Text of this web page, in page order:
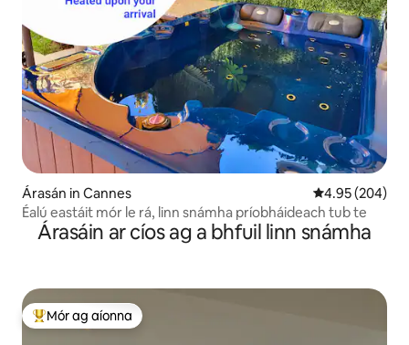
Árasán in Cannes Meánrátáil
4.95 (204)
Éalú eastáit mór le rá, linn snámha príobháideach tub te
Árasáin ar cíos ag a bhfuil linn snámha
An-mhór ag aíonna
Mór ag aíonna